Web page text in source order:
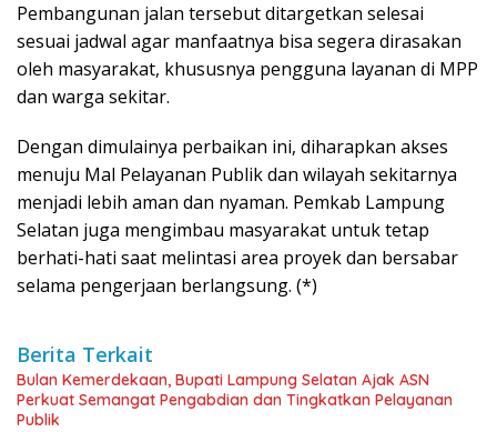
Pembangunan jalan tersebut ditargetkan selesai
sesuai jadwal agar manfaatnya bisa segera dirasakan
oleh masyarakat, khususnya pengguna layanan di MPP
dan warga sekitar.
Dengan dimulainya perbaikan ini, diharapkan akses
menuju Mal Pelayanan Publik dan wilayah sekitarnya
menjadi lebih aman dan nyaman. Pemkab Lampung
Selatan juga mengimbau masyarakat untuk tetap
berhati-hati saat melintasi area proyek dan bersabar
selama pengerjaan berlangsung. (*)
Berita Terkait
Bulan Kemerdekaan, Bupati Lampung Selatan Ajak ASN
Perkuat Semangat Pengabdian dan Tingkatkan Pelayanan
Publik